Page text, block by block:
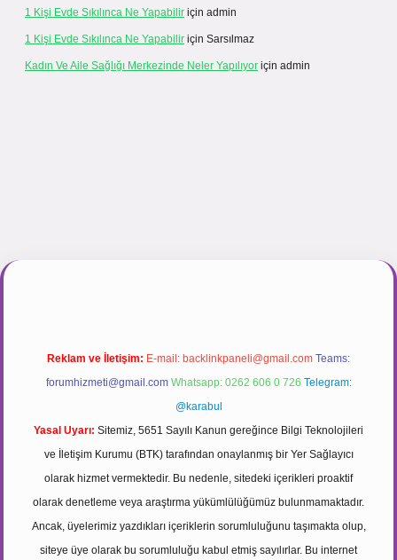
1 Kişi Evde Sıkılınca Ne Yapabilir için admin
1 Kişi Evde Sıkılınca Ne Yapabilir için Sarsılmaz
Kadın Ve Aile Sağlığı Merkezinde Neler Yapılıyor için admin
Reklam ve İletişim: E-mail: backlinkpaneli@gmail.com Teams:
forumhizmeti@gmail.com Whatsapp: 0262 606 0 726 Telegram:
@karabul
Yasal Uyarı: Sitemiz, 5651 Sayılı Kanun gereğince Bilgi Teknolojileri
ve İletişim Kurumu (BTK) tarafından onaylanmış bir Yer Sağlayıcı
olarak hizmet vermektedir. Bu nedenle, sitedeki içerikleri proaktif
olarak denetleme veya araştırma yükümlülüğümüz bulunmamaktadır.
Ancak, üyelerimiz yazdıkları içeriklerin sorumluluğunu taşımakta olup,
siteye üye olarak bu sorumluluğu kabul etmiş sayılırlar. Bu internet